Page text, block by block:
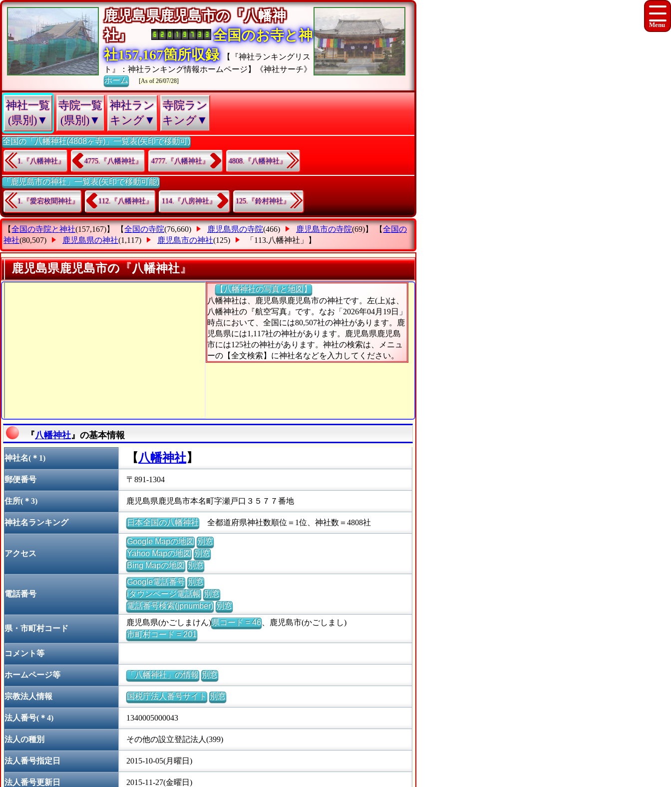
鹿児島県鹿児島市の『八幡神
社』
全国のお寺と神
社157,167箇所収録
【『神社ランキングリス
ト』：神社ランキング情報ホームページ】《神社サーチ》
ホーム
[As of 26/07/28]
神社一覧
(県別)▼
寺院一覧
(県別)▼
神社ラン
キング▼
寺院ラン
キング▼
全国の「八幡神社(4808ヶ寺)」一覧表(矢印で移動可)
1.『八幡神社』 4775.『八幡神社』 4777.『八幡神社』 4808.『八幡神社』
「鹿児島市の神社」一覧表(矢印で移動可能)
1.『愛宕枚聞神社』 112.『八幡神社』 114.『八房神社』 125.『鈴村神社』
【全国の寺院と神社(157,167)】 【全国の寺院(76,660) 鹿児島県の寺院(466) 鹿児島市の寺院(69)】 【全国の
神社(80,507) 鹿児島県の神社(1,117) 鹿児島市の神社(125) 「113.八幡神社」 】
鹿児島県鹿児島市の『八幡神社』
【八幡神社の写真と地図】
八幡神社は、鹿児島県鹿児島市の神社です。左(上)は、
八幡神社の『航空写真』です。なお「2026年04月19日」
時点において、全国には80,507社の神社があります。鹿
児島県には1,117社の神社があります。鹿児島県鹿児島
市には125社の神社があります。神社の検索は、メニュ
ーの【全文検索】に神社名などを入力してください。
『八幡神社 』の基本情報
神社名(＊1) 【 八幡神社】
郵便番号 〒891-1304
住所(＊3) 鹿児島県鹿児島市本名町字瀬戸口３５７７番地
神社名ランキング 日本全国の八幡神社全都道府県神社数順位＝1位、神社数＝4808社
アクセス
Google Mapの地図 別窓
Yahoo Mapの地図 別窓
Bing Mapの地図 別窓
電話番号
Google電話番号 別窓
iタウンページ電話帳 別窓
電話番号検索(jpnumber) 別窓
県・市町村コード
鹿児島県(かごしまけん)県コード = 46、鹿児島市(かごしまし)
市町村コード = 201
コメント等
ホームページ等 「八幡神社」の情報 別窓
宗教法人情報 国税庁法人番号サイト 別窓
法人番号(＊4) 1340005000043
法人の種別 その他の設立登記法人(399)
法人番号指定日 2015-10-05(月曜日)
法人番号更新日 2015-11-27(金曜日)